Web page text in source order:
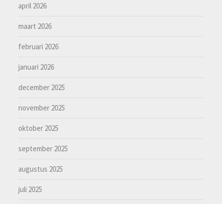
april 2026
maart 2026
februari 2026
januari 2026
december 2025
november 2025
oktober 2025
september 2025
augustus 2025
juli 2025